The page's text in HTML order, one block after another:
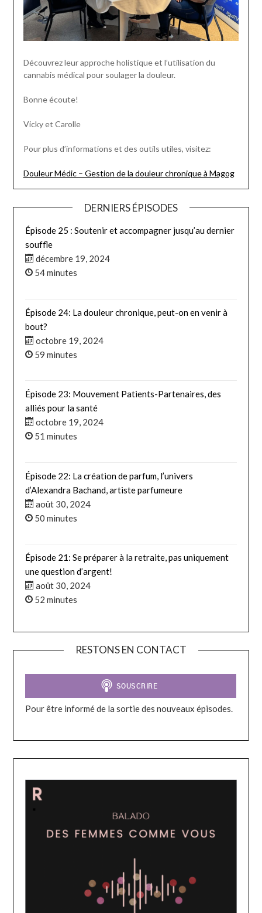
Découvrez leur approche holistique et l’utilisation du
cannabis médical pour soulager la douleur.
Bonne écoute!
Vicky et Carolle
Pour plus d’informations et des outils utiles, visitez:
Douleur Médic – Gestion de la douleur chronique à Magog
DERNIERS ÉPISODES
Épisode 25 : Soutenir et accompagner jusqu’au dernier
souffle
décembre 19, 2024
54 minutes
Épisode 24: La douleur chronique, peut-on en venir à
bout?
octobre 19, 2024
59 minutes
Épisode 23: Mouvement Patients-Partenaires, des
alliés pour la santé
octobre 19, 2024
51 minutes
Épisode 22: La création de parfum, l’univers
d’Alexandra Bachand, artiste parfumeure
août 30, 2024
50 minutes
Épisode 21: Se préparer à la retraite, pas uniquement
une question d’argent!
août 30, 2024
52 minutes
RESTONS EN CONTACT
Pour être informé de la sortie des nouveaux épisodes.